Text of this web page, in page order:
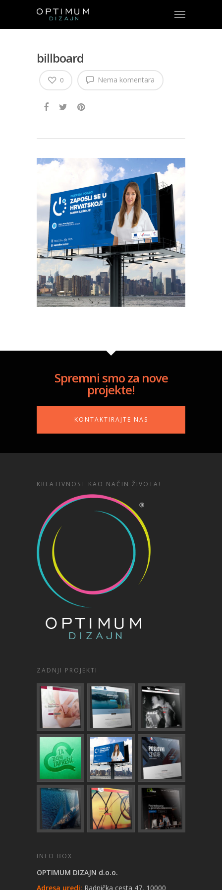
billboard
Nema komentara
0
Spremni smo za nove
projekte!
KONTAKTIRAJTE NAS
KREATIVNOST KAO NAČIN ŽIVOTA!
ZADNJI PROJEKTI
INFO BOX
OPTIMUM DIZAJN d.o.o.
Adresa uredi: Radnička cesta 47, 10000